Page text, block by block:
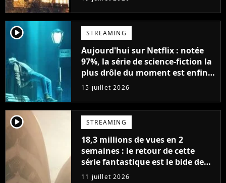
player2 STREAMING
Aujourd'hui sur Netflix : notée
97%, la série de science-fiction la
plus drôle du moment est enfin
de retour avec 8 nouveaux
épisodes
15 juillet 2026
player2 STREAMING
18,3 millions de vues en 2
semaines : le retour de cette
série fantastique est le bide de
l'année sur Netflix
11 juillet 2026